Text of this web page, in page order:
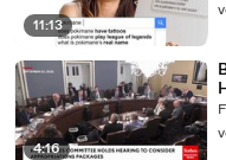
11:13
4:16